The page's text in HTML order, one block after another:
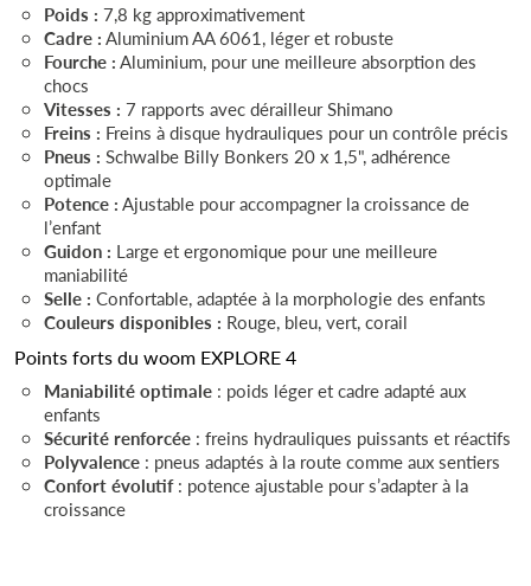
Poids : 7,8 kg approximativement
Cadre :Aluminium AA 6061, léger et robuste
Fourche :Aluminium, pour une meilleure absorption des
chocs
Vitesses : 7 rapports avec dérailleur Shimano
Freins : Freins à disque hydrauliques pour un contrôle précis
Pneus : Schwalbe Billy Bonkers 20 x 1,5", adhérence
optimale
Potence :Ajustable pour accompagner la croissance de
l’enfant
Guidon : Large et ergonomique pour une meilleure
maniabilité
Selle : Confortable, adaptée à la morphologie des enfants
Couleurs disponibles : Rouge, bleu, vert, corail
Points forts du woom EXPLORE 4
Maniabilité optimale : poids léger et cadre adapté aux
enfants
Sécurité renforcée : freins hydrauliques puissants et réactifs
Polyvalence : pneus adaptés à la route comme aux sentiers
Confort évolutif: potence ajustable pour s’adapter à la
croissance